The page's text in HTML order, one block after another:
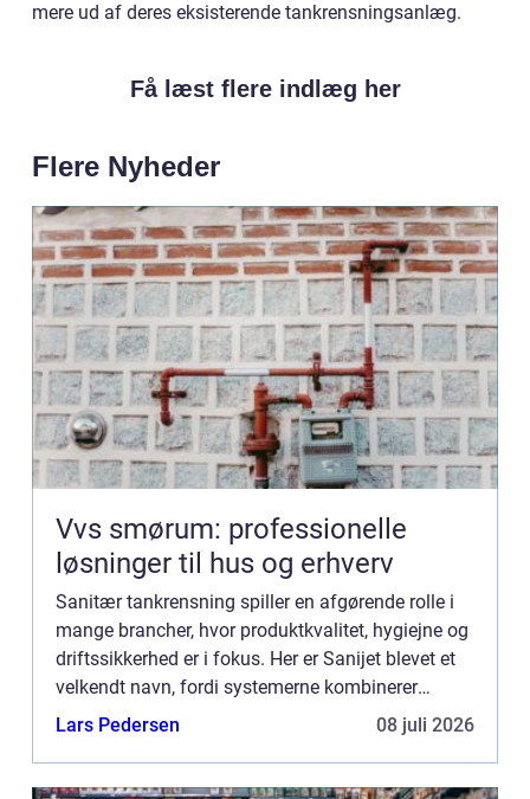
mere ud af deres eksisterende tankrensningsanlæg.
Få læst flere indlæg her
Flere Nyheder
Vvs smørum: professionelle
løsninger til hus og erhverv
Sanitær tankrensning spiller en afgørende rolle i
mange brancher, hvor produktkvalitet, hygiejne og
driftssikkerhed er i fokus. Her er Sanijet blevet et
velkendt navn, fordi systemerne kombinerer
kraftig rengøring med høj p...
Lars Pedersen 08 juli 2026